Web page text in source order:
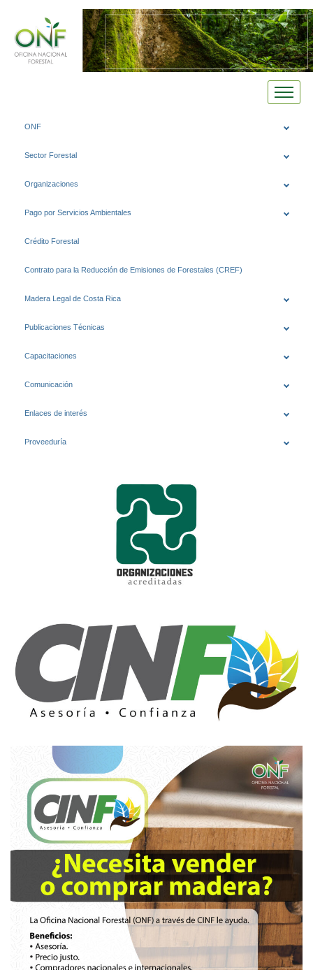
ONF
Sector Forestal
Organizaciones
Pago por Servicios Ambientales
Crédito Forestal
Contrato para la Reducción de Emisiones de Forestales (CREF)
Madera Legal de Costa Rica
Publicaciones Técnicas
Capacitaciones
Comunicación
Enlaces de interés
Proveeduría